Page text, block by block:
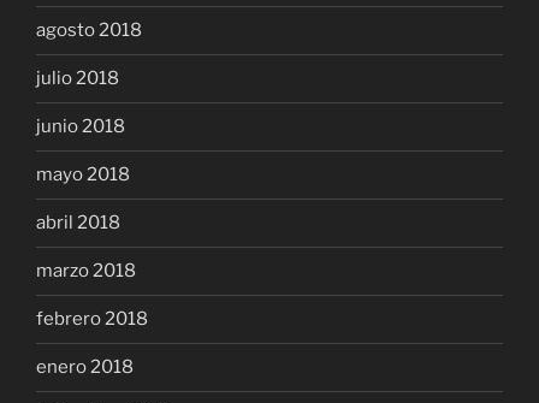
agosto 2018
julio 2018
junio 2018
mayo 2018
abril 2018
marzo 2018
febrero 2018
enero 2018